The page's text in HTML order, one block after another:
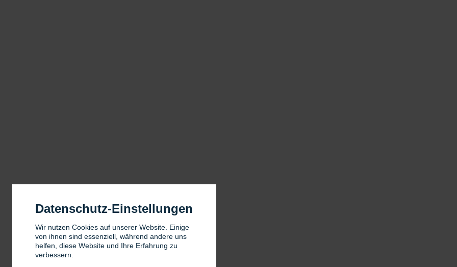
Datenschutz-Einstellungen
Wir nutzen Cookies auf unserer Website. Einige
von ihnen sind essenziell, während andere uns
helfen, diese Website und Ihre Erfahrung zu
verbessern.